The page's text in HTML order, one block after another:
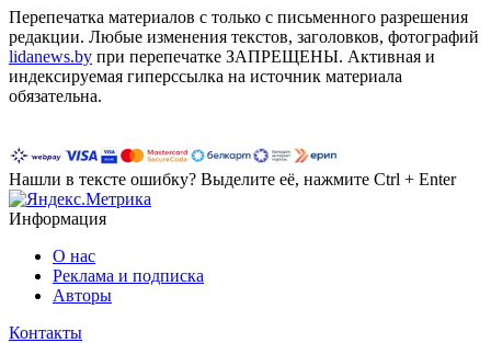
Перепечатка материалов c только с письменного разрешения
редакции. Любые изменения текстов, заголовков, фотографий
lidanews.by при перепечатке ЗАПРЕЩЕНЫ. Активная и
индексируемая гиперссылка на источник материала
обязательна.
Нашли в тексте ошибку? Выделите её, нажмите Ctrl + Enter
Информация
О нас
Реклама и подписка
Авторы
Контакты